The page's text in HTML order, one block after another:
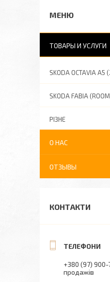
ТОВАРЫ И УСЛУГИ
SKODA OCTAVIA
SKODA FABIA
РІЗНЕ
О НАС
ОТЗЫВЫ
КОНТАКТИ
+380 (97) 900-
продажів